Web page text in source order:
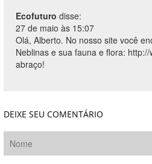
Ecofuturo disse:
27 de maio às 15:07
Olá, Alberto. No nosso site você
Neblinas e sua fauna e flora:
abraço!
DEIXE SEU COMENTÁRIO